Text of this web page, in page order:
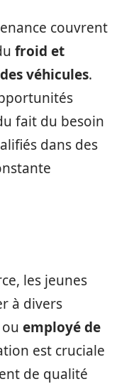
couvrent
froid et
véhicules.
fait du besoin
dans des
les jeunes
à divers
ou employé de
est cruciale
de qualité